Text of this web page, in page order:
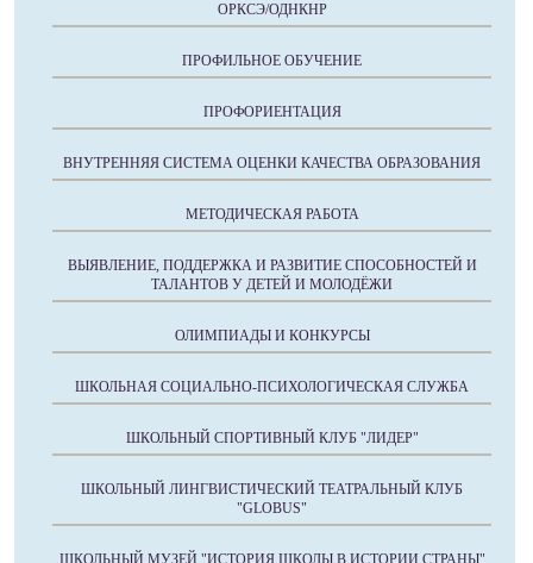
ОРКСЭ/ОДНКНР
ПРОФИЛЬНОЕ ОБУЧЕНИЕ
ПРОФОРИЕНТАЦИЯ
ВНУТРЕННЯЯ СИСТЕМА ОЦЕНКИ КАЧЕСТВА ОБРАЗОВАНИЯ
МЕТОДИЧЕСКАЯ РАБОТА
ВЫЯВЛЕНИЕ, ПОДДЕРЖКА И РАЗВИТИЕ СПОСОБНОСТЕЙ И
ТАЛАНТОВ У ДЕТЕЙ И МОЛОДЁЖИ
ОЛИМПИАДЫ И КОНКУРСЫ
ШКОЛЬНАЯ СОЦИАЛЬНО-ПСИХОЛОГИЧЕСКАЯ СЛУЖБА
ШКОЛЬНЫЙ СПОРТИВНЫЙ КЛУБ "ЛИДЕР"
ШКОЛЬНЫЙ ЛИНГВИСТИЧЕСКИЙ ТЕАТРАЛЬНЫЙ КЛУБ
"GLOBUS"
ШКОЛЬНЫЙ МУЗЕЙ "ИСТОРИЯ ШКОЛЫ В ИСТОРИИ СТРАНЫ"